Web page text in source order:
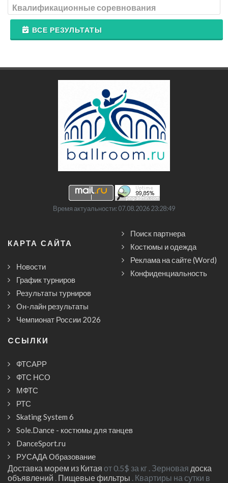
Квалификационные соревнования
ВСЕ РЕЗУЛЬТАТЫ
Время актуальности: 07.08.2026 23:28:49
КАРТА САЙТА
Новости
График турниров
Результаты турниров
Он-лайн результаты
Чемпионат России 2026
Поиск партнера
Костюмы и одежда
Реклама на сайте (Word)
Конфиденциальность
CСЫЛКИ
ФТСАРР
ФТС НСО
МФТС
РТС
Skating System 6
Sole.Dance - костюмы для танцев
DanceSport.ru
РУСАДА Образование
Доставка морем из Китая от 0.5$ за кг . Зерновая доска
объявлений . Пищевые фильтры . Квартиры на сутки в